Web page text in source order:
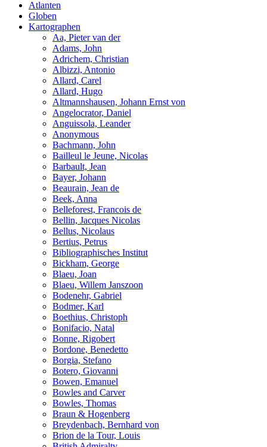
Atlanten
Globen
Kartographen
Aa, Pieter van der
Adams, John
Adrichem, Christian
Albizzi, Antonio
Allard, Carel
Allard, Hugo
Altmannshausen, Johann Ernst von
Angelocrator, Daniel
Anguissola, Leander
Anonymous
Bachmann, John
Bailleul le Jeune, Nicolas
Barbault, Jean
Bayer, Johann
Beaurain, Jean de
Beek, Anna
Belleforest, Francois de
Bellin, Jacques Nicolas
Bellus, Nicolaus
Bertius, Petrus
Bibliographisches Institut
Bickham, George
Blaeu, Joan
Blaeu, Willem Janszoon
Bodenehr, Gabriel
Bodmer, Karl
Boethius, Christoph
Bonifacio, Natal
Bonne, Rigobert
Bordone, Benedetto
Borgia, Stefano
Botero, Giovanni
Bowen, Emanuel
Bowles and Carver
Bowles, Thomas
Braun & Hogenberg
Breydenbach, Bernhard von
Brion de la Tour, Louis